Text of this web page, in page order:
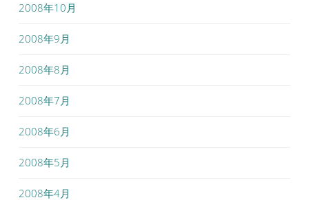
2008年10月
2008年9月
2008年8月
2008年7月
2008年6月
2008年5月
2008年4月